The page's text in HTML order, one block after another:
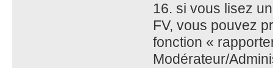
16. si vous lisez
FV, vous pouvez
fonction «
Modérateur/